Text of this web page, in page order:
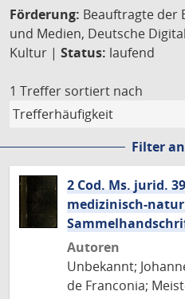
Förderung: Beauftragte der
und Medien, Deutsche
Kultur | Status: laufend
1 Treffer sortiert nach
Filter
2 Cod. Ms. jurid.
medizinisch-
Autoren
Unbekannt;
de Franconia;